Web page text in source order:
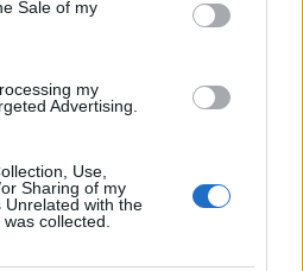
Sale of my
my
Advertising.
Use,
Sharing of my
Unrelated with the
collected.